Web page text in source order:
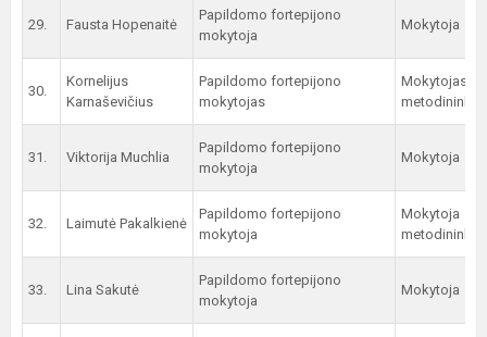
29. Fausta Hopenaitė
Papildomo fortepijono
mokytoja
Mokytoja
30.
Kornelijus
Karnaševičius
Papildomo fortepijono
mokytojas
Mokytojas
metodininkas
31. Viktorija Muchlia
Papildomo fortepijono
mokytoja
Mokytoja
32. Laimutė Pakalkienė
Papildomo fortepijono
mokytoja
Mokytoja
metodininkė
33. Lina Sakutė
Papildomo fortepijono
mokytoja
Mokytoja